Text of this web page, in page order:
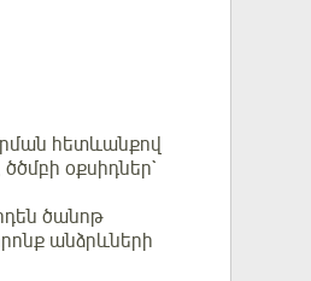
հետևանքով
ծծմբի օքսիդներ`
ծանոթ
անձրևների